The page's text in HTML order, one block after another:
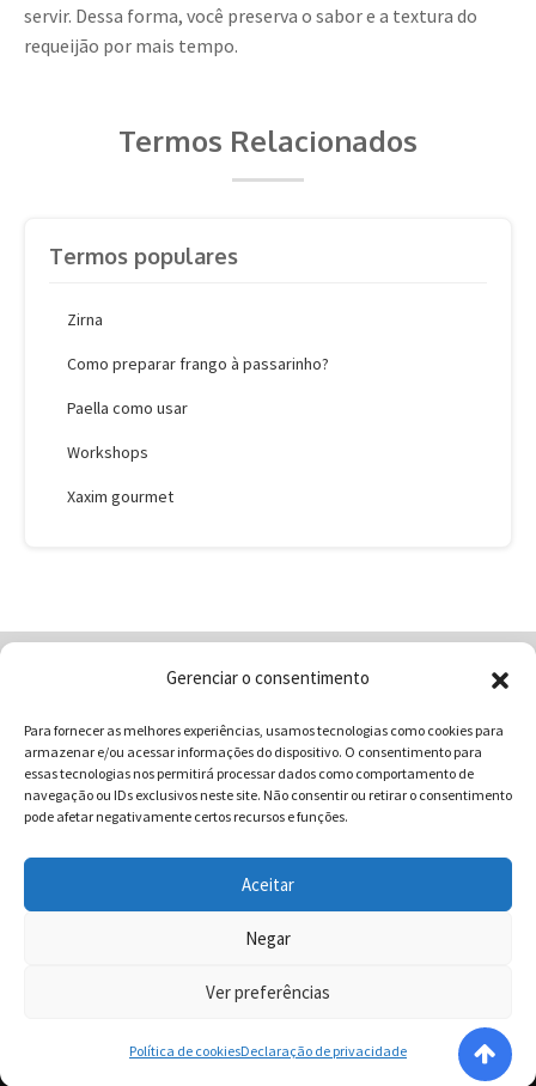
Gerenciar o consentimento
Para fornecer as melhores experiências, usamos tecnologias como cookies para
armazenar e/ou acessar informações do dispositivo. O consentimento para
essas tecnologias nos permitirá processar dados como comportamento de
navegação ou IDs exclusivos neste site. Não consentir ou retirar o consentimento
pode afetar negativamente certos recursos e funções.
Aceitar
Negar
Ver preferências
Política de cookiesDeclaração de privacidade
servir. Dessa forma, você preserva o sabor e a textura do
requeijão por mais tempo.
Termos Relacionados
Termos populares
Zirna
Como preparar frango à passarinho?
Paella como usar
Workshops
Xaxim gourmet
Contatos
Receitas
Blog
Vocabulário da Gastronomia
COMUNICAR - Comunicação e Marketing | CNPJ:
03.013.350/0001-80 | Rua 82 Nº99 Qd. F13 Lt. 13 Sala 01 - Setor
996358681 - CEP: 74.083-010 | © 2025 COMUNICAR.COM.BR